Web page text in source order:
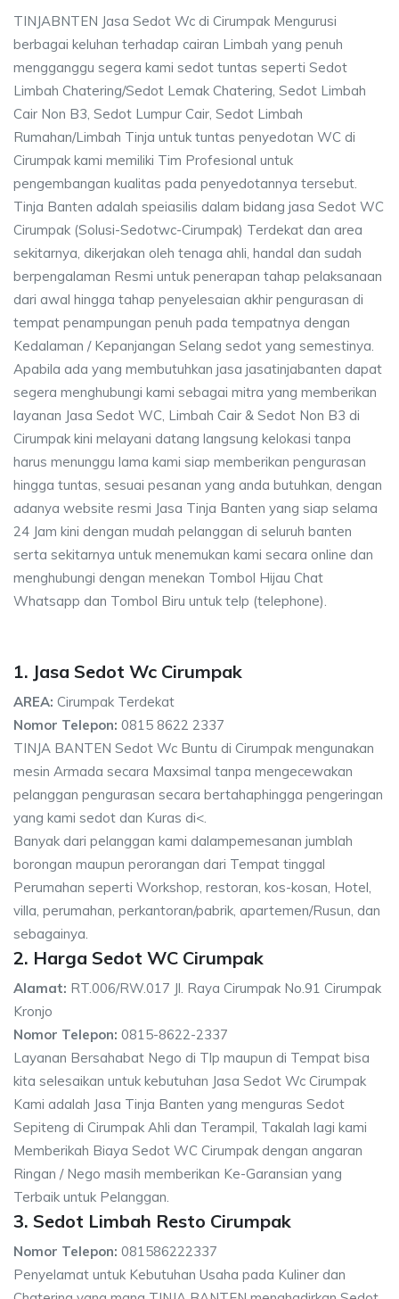
TINJABNTEN Jasa Sedot Wc di Cirumpak Mengurusi
berbagai keluhan terhadap cairan Limbah yang penuh
mengganggu segera kami sedot tuntas seperti Sedot
Limbah Chatering/Sedot Lemak Chatering, Sedot Limbah
Cair Non B3, Sedot Lumpur Cair, Sedot Limbah
Rumahan/Limbah Tinja untuk tuntas penyedotan WC di
Cirumpak kami memiliki Tim Profesional untuk
pengembangan kualitas pada penyedotannya tersebut.
Tinja Banten adalah speiasilis dalam bidang jasa Sedot WC
Cirumpak (Solusi-Sedotwc-Cirumpak) Terdekat dan area
sekitarnya, dikerjakan oleh tenaga ahli, handal dan sudah
berpengalaman Resmi untuk penerapan tahap pelaksanaan
dari awal hingga tahap penyelesaian akhir pengurasan di
tempat penampungan penuh pada tempatnya dengan
Kedalaman / Kepanjangan Selang sedot yang semestinya.
Apabila ada yang membutuhkan jasa jasatinjabanten dapat
segera menghubungi kami sebagai mitra yang memberikan
layanan Jasa Sedot WC, Limbah Cair & Sedot Non B3 di
Cirumpak kini melayani datang langsung kelokasi tanpa
harus menunggu lama kami siap memberikan pengurasan
hingga tuntas, sesuai pesanan yang anda butuhkan, dengan
adanya website resmi Jasa Tinja Banten yang siap selama
24 Jam kini dengan mudah pelanggan di seluruh banten
serta sekitarnya untuk menemukan kami secara online dan
menghubungi dengan menekan Tombol Hijau Chat
Whatsapp dan Tombol Biru untuk telp (telephone).
1. Jasa Sedot Wc Cirumpak
AREA: Cirumpak Terdekat
Nomor Telepon: 0815 8622 2337
TINJA BANTEN Sedot Wc Buntu di Cirumpak mengunakan
mesin Armada secara Maxsimal tanpa mengecewakan
pelanggan pengurasan secara bertahaphingga pengeringan
yang kami sedot dan Kuras di<.
Banyak dari pelanggan kami dalampemesanan jumblah
borongan maupun perorangan dari Tempat tinggal
Perumahan seperti Workshop, restoran, kos-kosan, Hotel,
villa, perumahan, perkantoran/pabrik, apartemen/Rusun, dan
sebagainya.
2. Harga Sedot WC Cirumpak
Alamat: RT.006/RW.017 Jl. Raya Cirumpak No.91 Cirumpak
Kronjo
Nomor Telepon: 0815-8622-2337
Layanan Bersahabat Nego di Tlp maupun di Tempat bisa
kita selesaikan untuk kebutuhan Jasa Sedot Wc Cirumpak
Kami adalah Jasa Tinja Banten yang menguras Sedot
Sepiteng di Cirumpak Ahli dan Terampil, Takalah lagi kami
Memberikah Biaya Sedot WC Cirumpak dengan angaran
Ringan / Nego masih memberikan Ke-Garansian yang
Terbaik untuk Pelanggan.
3. Sedot Limbah Resto Cirumpak
Nomor Telepon: 081586222337
Penyelamat untuk Kebutuhan Usaha pada Kuliner dan